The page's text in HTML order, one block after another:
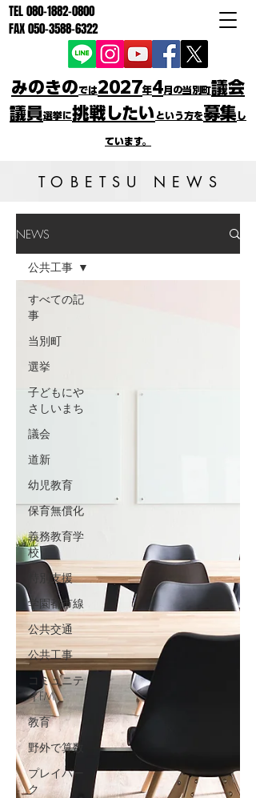
TEL080-1882-0800
FAX050-3588-6322
みのきのでは2027年4月の当別町議会
議員選挙に挑戦したい という方を募集 し
ています。
TOBETSU NEWS
NEWS
すべての記
事
当別町
選挙
子どもにや
さしいまち
議会
道新
幼児教育
保育無償化
義務教育学
校
特別支援
学園都市線
公共交通
公共工事
コミュニテ
ィFM
教育
野外で算数
プレイパー
ク
公共工事